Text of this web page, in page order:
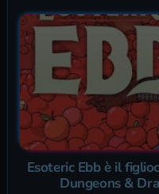
Esoteric Ebb è il
Dungeons &